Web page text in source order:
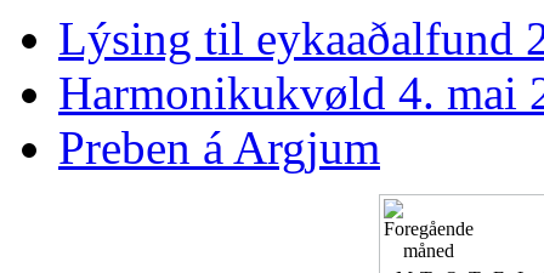
Lýsing til eykaaðalfund
Harmonikukvøld 4. mai
Preben á Argjum